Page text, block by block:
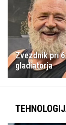
Zvezdnik pri
gladiatorja